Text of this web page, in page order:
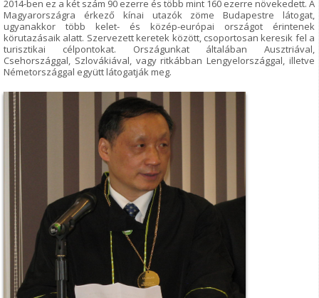
2014-ben ez a két szám 90 ezerre és több mint 160 ezerre növekedett. A
Magyarországra érkező kínai utazók zöme Budapestre látogat,
ugyanakkor több kelet- és közép-európai országot érintenek
körutazásaik alatt. Szervezett keretek között, csoportosan keresik fel a
turisztikai célpontokat. Országunkat általában Ausztriával,
Csehországgal, Szlovákiával, vagy ritkábban Lengyelországgal, illetve
Németországgal együtt látogatják meg.